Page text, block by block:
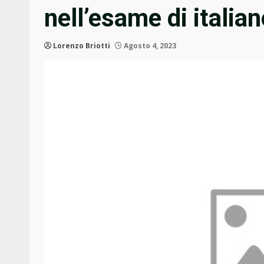
nell’esame di
Lorenzo Briotti Agosto 4, 2023